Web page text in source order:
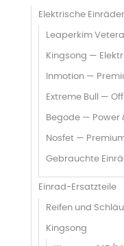
Elektrische Einräder
Leaperkim
Kingsong —
Inmotion —
Extreme Bull —
Begode — Power
Nosfet —
Gebrauchte
Einrad-Ersatzteile
Reifen und
Kingsong